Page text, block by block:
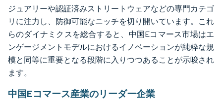
ジュアリーや認証済みストリートウェアなどの専門カテゴ
リに注力し、防御可能なニッチを切り開いています。これ
らのダイナミクスを総合すると、中国Eコマース市場はエ
ンゲージメントモデルにおけるイノベーションが純粋な規
模と同等に重要となる段階に入りつつあることが示唆され
ます。
中国Eコマース産業のリーダー企業